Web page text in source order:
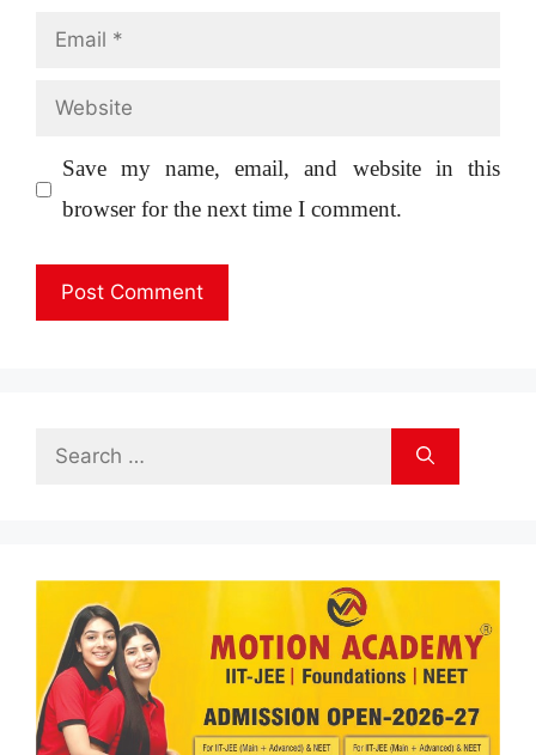
Email
Website
Save my name, email, and website in this
browser for the next time I comment.
Search